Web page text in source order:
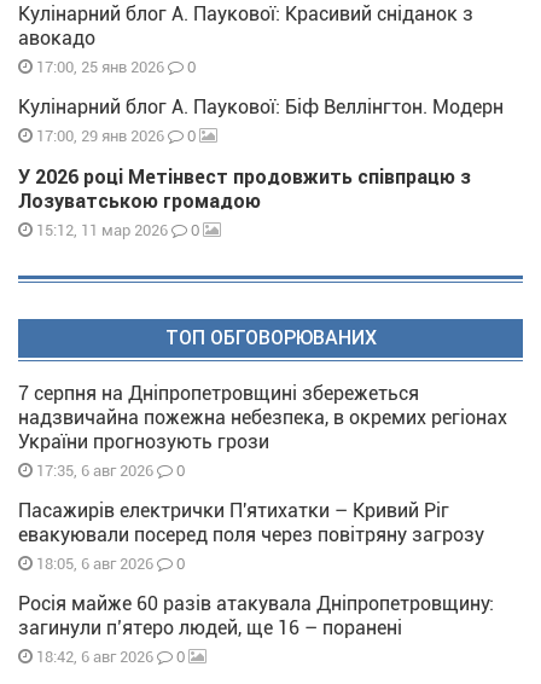
Кулінарний блог А. Паукової: Красивий сніданок з
авокадо
17:00, 25 янв 2026 0
Кулінарний блог А. Паукової: Біф Веллінгтон. Модерн
17:00, 29 янв 2026 0
У 2026 році Метінвест продовжить співпрацю з
Лозуватською громадою
15:12, 11 мар 2026 0
ТОП ОБГОВОРЮВАНИХ
7 серпня на Дніпропетровщині збережеться
надзвичайна пожежна небезпека, в окремих регіонах
України прогнозують грози
17:35, 6 авг 2026 0
Пасажирів електрички П'ятихатки – Кривий Ріг
евакуювали посеред поля через повітряну загрозу
18:05, 6 авг 2026 0
Росія майже 60 разів атакувала Дніпропетровщину:
загинули п’ятеро людей, ще 16 – поранені
18:42, 6 авг 2026 0